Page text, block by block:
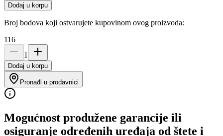
Dodaj u korpu
Broj bodova koji ostvarujete kupovinom ovog proizvoda:
116
1
Dodaj u korpu
Pronađi u prodavnici
Mogućnost produžene garancije ili
osiguranje određenih uređaja od štete i